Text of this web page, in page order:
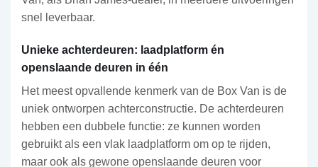
snel leverbaar.
Unieke achterdeuren: laadplatform én
openslaande deuren in één
Het meest opvallende kenmerk van de Box Van is de
uniek ontworpen achterconstructie. De achterdeuren
hebben een dubbele functie: ze kunnen worden
gebruikt als een vlak laadplatform om op te rijden,
maar ook als gewone openslaande deuren voor